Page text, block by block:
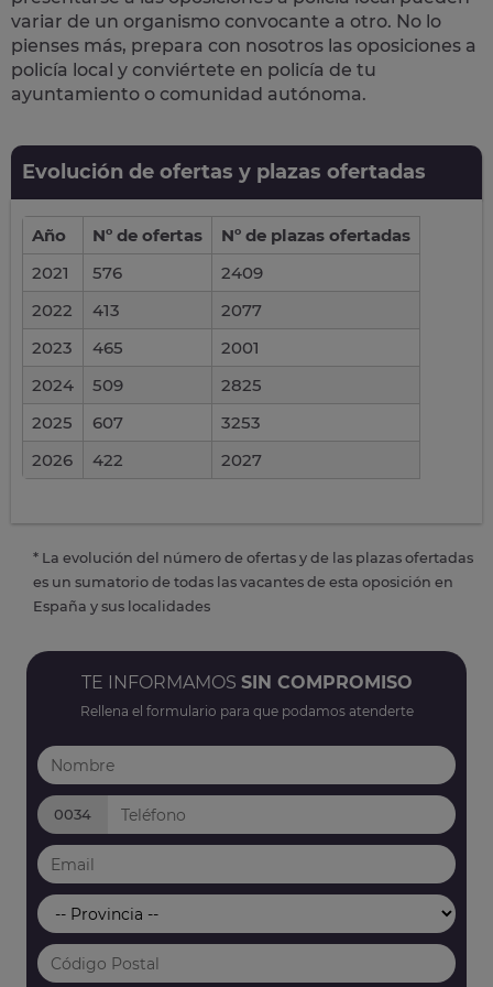
variar de un organismo convocante a otro. No lo
pienses más, prepara con nosotros las oposiciones a
policía local y conviértete en policía de tu
ayuntamiento o comunidad autónoma.
Evolución de ofertas y plazas ofertadas
Año Nº de ofertas
Nº de plazas ofertadas
2021
576
2409
2022
413
2077
2023
465
2001
2024
509
2825
2025
607
3253
2026
422 2027
* La evolución del número de ofertas y de las plazas ofertadas
es un sumatorio de todas las vacantes de esta oposición en
España y sus localidades
TE INFORMAMOS SIN COMPROMISO
Rellena el formulario para que podamos atenderte
0034